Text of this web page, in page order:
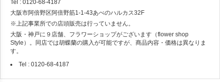
Tel : 0120-68-4187
大阪市阿倍野区阿倍野筋1-1-43あべのハルカス32F
※上記事業所での店頭販売は行っていません。
大阪・神戸に９店舗、フラワーショップがございます（flower shop
Style）。同店では胡蝶蘭の購入が可能ですが、商品内容・価格は異なりま
す。
Tel : 0120-68-4187